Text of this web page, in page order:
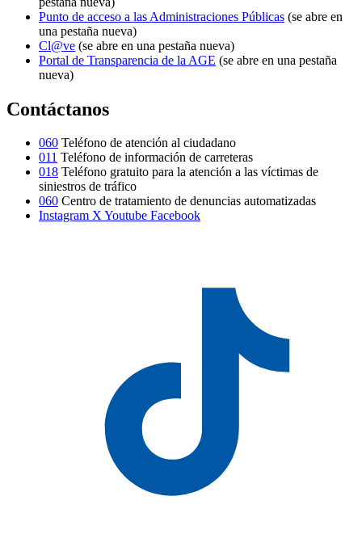
Punto de acceso a las Administraciones Públicas (se abre en
una pestaña nueva)
Cl@ve (se abre en una pestaña nueva)
Portal de Transparencia de la AGE (se abre en una pestaña
nueva)
Contáctanos
060 Teléfono de atención al ciudadano
011 Teléfono de información de carreteras
018 Teléfono gratuito para la atención a las víctimas de
siniestros de tráfico
060 Centro de tratamiento de denuncias automatizadas
Instagram XYoutube Facebook